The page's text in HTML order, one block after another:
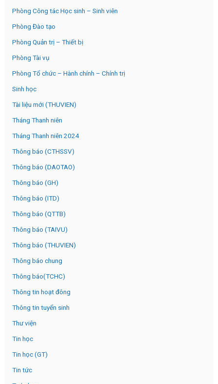
Phòng Công tác Học sinh – Sinh viên
Phòng Đào tạo
Phòng Quản trị – Thiết bị
Phòng Tài vụ
Phòng Tổ chức – Hành chính – Chính trị
Sinh học
Tài liệu mới (THUVIEN)
Tháng Thanh niên
Tháng Thanh niên 2024
Thông báo (CTHSSV)
Thông báo (DAOTAO)
Thông báo (GH)
Thông báo (ITD)
Thông báo (QTTB)
Thông báo (TAIVU)
Thông báo (THUVIEN)
Thông báo chung
Thông báo(TCHC)
Thông tin hoạt đông
Thông tin tuyển sinh
Thư viện
Tin học
Tin học (GT)
Tin tức